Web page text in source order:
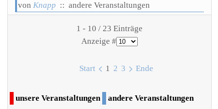
von Knapp :: andere Veranstaltungen
Limite der Paginierungsliste
1 - 10 / 23 Einträge
Anzeige #
Start 1 2 3 Ende
unsere Veranstaltungen andere Veranstaltungen